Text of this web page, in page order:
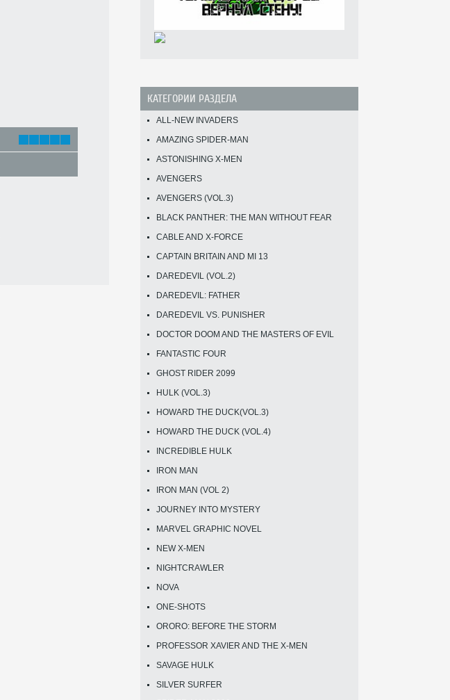
КАТЕГОРИИ РАЗДЕЛА
ALL-NEW INVADERS
AMAZING SPIDER-MAN
ASTONISHING X-MEN
AVENGERS
AVENGERS (VOL.3)
BLACK PANTHER: THE MAN WITHOUT FEAR
CABLE AND X-FORCE
CAPTAIN BRITAIN AND MI 13
DAREDEVIL (VOL.2)
DAREDEVIL: FATHER
DAREDEVIL VS. PUNISHER
DOCTOR DOOM AND THE MASTERS OF EVIL
FANTASTIC FOUR
GHOST RIDER 2099
HULK (VOL.3)
HOWARD THE DUCK(VOL.3)
HOWARD THE DUCK (VOL.4)
INCREDIBLE HULK
IRON MAN
IRON MAN (VOL 2)
JOURNEY INTO MYSTERY
MARVEL GRAPHIC NOVEL
NEW X-MEN
NIGHTCRAWLER
NOVA
ONE-SHOTS
ORORO: BEFORE THE STORM
PROFESSOR XAVIER AND THE X-MEN
SAVAGE HULK
SILVER SURFER